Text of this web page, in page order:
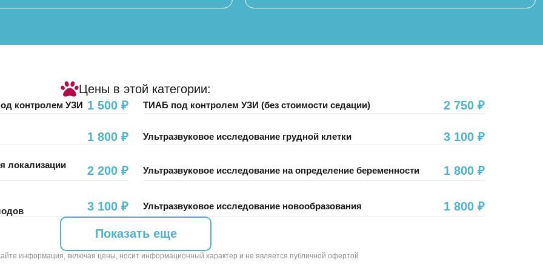
своевременной диагностики, чтобы
тяжелых, а порой и смертельно
Цены в этой категории:
контролем УЗИ 1 500 ₽ ТИАБ под контролем УЗИ (без стоимости седации) 2 750 ₽
1 800 ₽ Ультразвуковое исследование грудной клетки 3 100 ₽
локализации 2 200 ₽ Ультразвуковое исследование на определение беременности 1 800 ₽
3 100 ₽ Ультразвуковое исследование новообразования 1 800 ₽
Показать еще
информация, включая цены, носит информационный характер и не является публичной офертой